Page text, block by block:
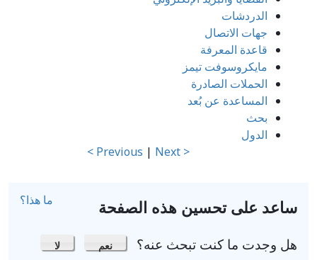
الدردشات
جهات الاتصال
قاعدة المعرفة
مايكروسوفت تيمز
الحملات الصادرة
المساعدة عن بُعد
بحث
الدول
< Previous
| Next >
ساعد على تحسين هذه الصفحة ما هذا؟
هل وجدت ما كنت تبحث عنه؟ نعم لا